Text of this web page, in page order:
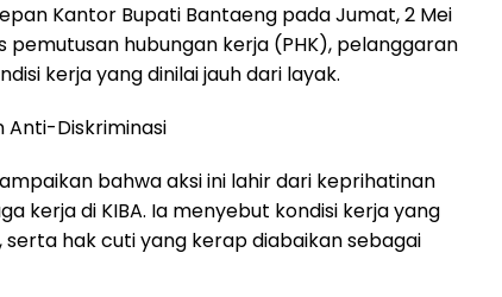
Kantor Bupati Bantaeng pada Jumat, 2 Mei
hubungan kerja (PHK), pelanggaran
kerja yang dinilai jauh dari layak.
Anti-Diskriminasi
bahwa aksi ini lahir dari keprihatinan
kerja di KIBA. Ia menyebut kondisi kerja yang
hak cuti yang kerap diabaikan sebagai